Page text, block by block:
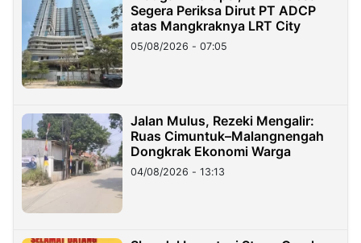
Segera Periksa Dirut PT ADCP
atas Mangkraknya LRT City
05/08/2026 - 07:05
Jalan Mulus, Rezeki Mengalir:
Ruas Cimuntuk–Malangnengah
Dongkrak Ekonomi Warga
04/08/2026 - 13:13